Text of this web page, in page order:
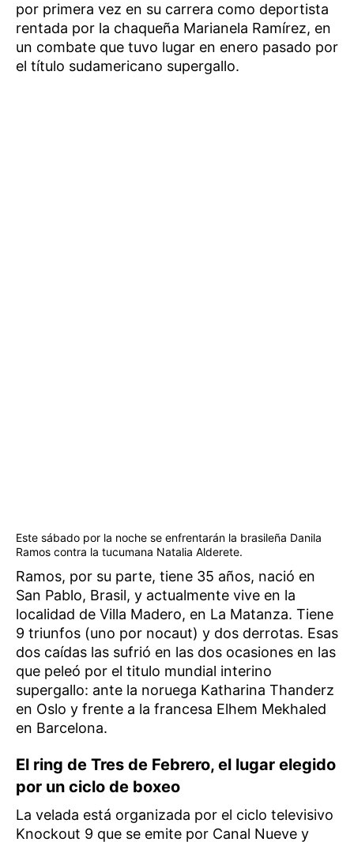
por primera vez en su carrera como deportista
rentada por la chaqueña Marianela Ramírez, en
un combate que tuvo lugar en enero pasado por
el título sudamericano supergallo.
Este sábado por la noche se enfrentarán la brasileña Danila
Ramos contra la tucumana Natalia Alderete.
Ramos, por su parte, tiene 35 años, nació en
San Pablo, Brasil, y actualmente vive en la
localidad de Villa Madero, en La Matanza. Tiene
9 triunfos (uno por nocaut) y dos derrotas. Esas
dos caídas las sufrió en las dos ocasiones en las
que peleó por el titulo mundial interino
supergallo: ante la noruega Katharina Thanderz
en Oslo y frente a la francesa Elhem Mekhaled
en Barcelona.
El ring de Tres de Febrero, el lugar elegido
por un ciclo de boxeo
La velada está organizada por el ciclo televisivo
Knockout 9 que se emite por Canal Nueve y